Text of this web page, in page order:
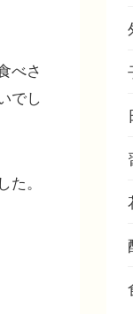
べさ
でし
。